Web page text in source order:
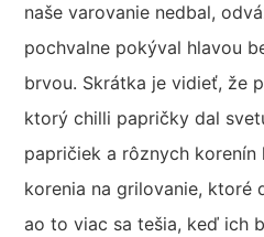
naše varovanie nedbal,
pochvalne pokýval hlavou
brvou. Skrátka je vidieť, že
ktorý chilli papričky dal
papričiek a rôznych korenín
korenia na grilovanie, ktoré
ao to viac sa tešia, keď ich